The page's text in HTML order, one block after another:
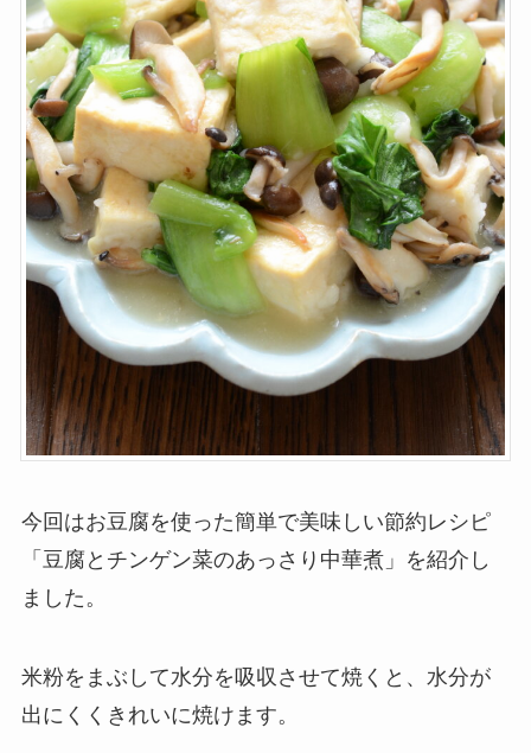
今回はお豆腐を使った簡単で美味しい節約レシピ
「豆腐とチンゲン菜のあっさり中華煮」を紹介し
ました。
米粉をまぶして水分を吸収させて焼くと、水分が
出にくくきれいに焼けます。